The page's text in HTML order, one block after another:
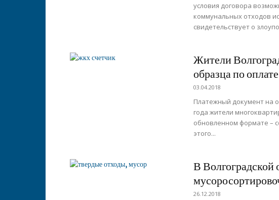
условия договора
коммунальных отходов
свидетельствует о
Жители
образца по
03.04.2018
Платежный документ на
года жители
обновленном формате –
этого...
В Волгоградской
26.12.2018